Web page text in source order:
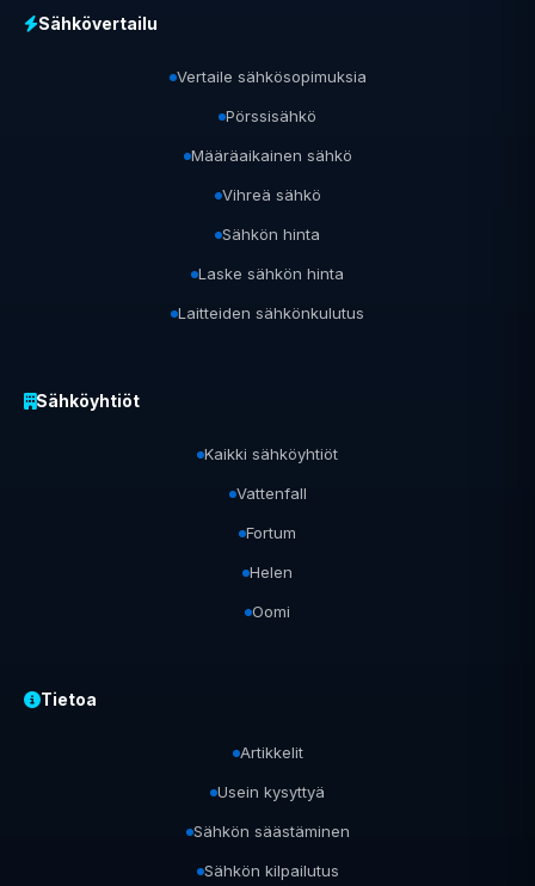
Sähkövertailu
Vertaile sähkösopimuksia
Pörssisähkö
Määräaikainen sähkö
Vihreä sähkö
Sähkön hinta
Laske sähkön hinta
Laitteiden sähkönkulutus
Sähköyhtiöt
Kaikki sähköyhtiöt
Vattenfall
Fortum
Helen
Oomi
Tietoa
Artikkelit
Usein kysyttyä
Sähkön säästäminen
Sähkön kilpailutus